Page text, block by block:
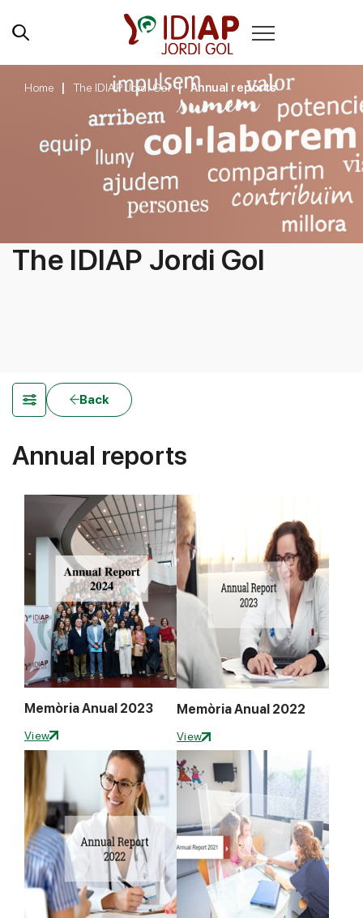
Home The IDIAP Jordi Gol Annual reports
The IDIAP Jordi Gol
Back
Annual reports
Memòria Anual 2023
View
Memòria Anual 2022
View